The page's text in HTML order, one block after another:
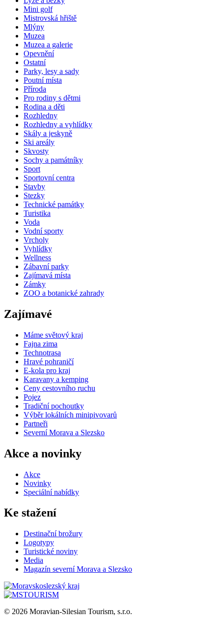
Mini golf
Mistrovská hřiště
Mlýny
Muzea
Muzea a galerie
Opevnění
Ostatní
Parky, lesy a sady
Poutní místa
Příroda
Pro rodiny s dětmi
Rodina a děti
Rozhledny
Rozhledny a vyhlídky
Skály a jeskyně
Ski areály
Skvosty
Sochy a památníky
Sport
Sportovní centra
Stavby
Stezky
Technické památky
Turistika
Voda
Vodní sporty
Vrcholy
Vyhlídky
Wellness
Zábavní parky
Zajímavá místa
Zámky
ZOO a botanické zahrady
Zajímavé
Máme světový kraj
Fajna zima
Technotrasa
Hravé pohraničí
E-kola pro kraj
Karavany a kemping
Ceny cestovního ruchu
Pojez
Tradiční pochoutky
Výběr lokálních minipivovarů
Partneři
Severní Morava a Slezsko
Akce a novinky
Akce
Novinky
Speciální nabídky
Ke stažení
Destinační brožury
Logotypy
Turistické noviny
Media
Magazín severní Morava a Slezsko
© 2026 Moravian-Silesian Tourism, s.r.o.